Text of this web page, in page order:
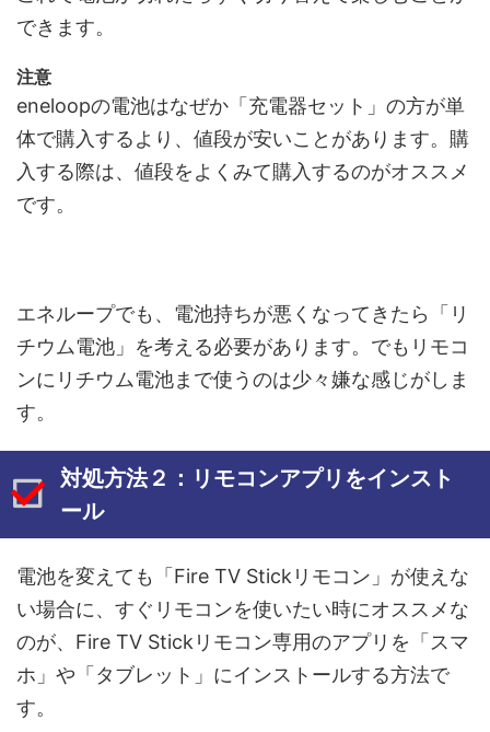
できます。
注意
eneloopの電池はなぜか「充電器セット」の方が単
体で購入するより、値段が安いことがあります。購
入する際は、値段をよくみて購入するのがオススメ
です。
エネループでも、電池持ちが悪くなってきたら「リ
チウム電池」を考える必要があります。でもリモコ
ンにリチウム電池まで使うのは少々嫌な感じがしま
す。
対処方法２：リモコンアプリをインスト
ール
電池を変えても「Fire TV Stickリモコン」が使えな
い場合に、すぐリモコンを使いたい時にオススメな
のが、Fire TV Stickリモコン専用のアプリを「スマ
ホ」や「タブレット」にインストールする方法で
す。